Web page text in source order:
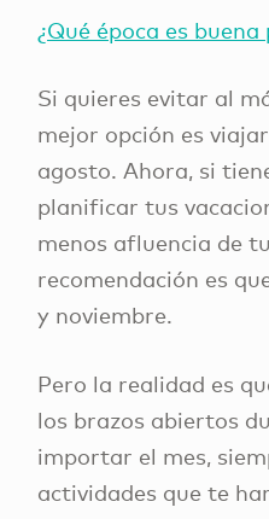
¿Qué época es
Si quieres evitar al
mejor opción es
agosto. Ahora, si
planificar tus
menos afluencia de
recomendación es
y noviembre.
Pero la realidad es
los brazos abiertos
importar el mes,
actividades que te